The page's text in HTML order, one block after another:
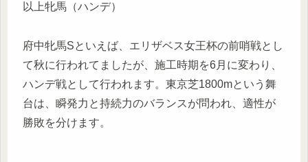
以上牝馬（ハンデ）
府中牝馬Sといえば、エリザベス女王杯の前哨戦とし
て秋に行われてましたが、施工時期を6月に変わり、
ハンデ戦として行われます。東京芝1800mという舞
台は、瞬発力と持続力のバランスが問われ、適性が
勝敗を分けます。